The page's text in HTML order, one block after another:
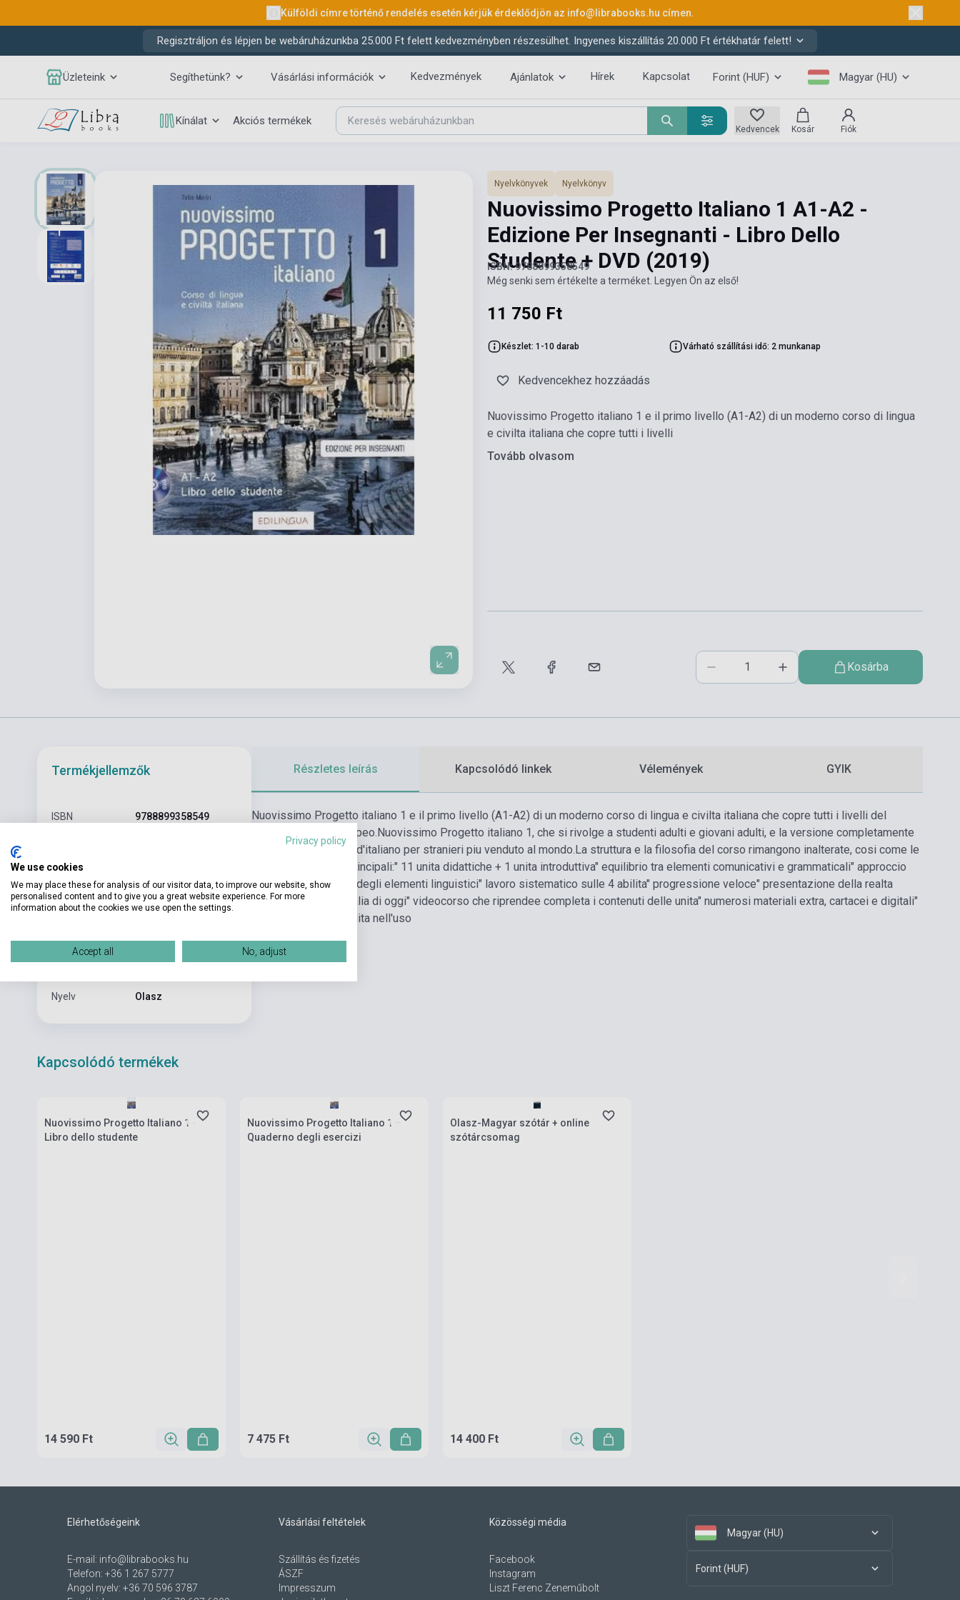
Külföldi címre történő rendelés esetén kérjük érdeklődjön az info@librabooks.hu címen.
Regisztráljon és lépjen be webáruházunkba 25.000 Ft felett kedvezményben részesülhet. Ingyenes kiszállítás 20.000 Ft értékhatár felett!
Üzleteink Segíthetünk? Vásárlási információk Kedvezmények Ajánlatok Hírek Kapcsolat Forint (HUF) Magyar (HU)
Kínálat Akciós termékek
Kedvencek Kosár Fiók
Nyelvkönyvek Nyelvkönyv
Nuovissimo Progetto Italiano 1 A1-A2 -
Edizione Per Insegnanti - Libro Dello
Studente + DVD (2019)
ISBN: 9788899358549
Még senki sem értékelte a terméket. Legyen Ön az első!
11 750 Ft
Készlet: 1-10 darab Várható szállítási idő: 2 munkanap
Kedvencekhez hozzáadás
Nuovissimo Progetto italiano 1 e il primo livello (A1-A2) di un moderno corso di lingua
e civilta italiana che copre tutti i livelli
Tovább olvasom
Kosárba
Termékjellemzők
ISBN 9788899358549
Oldalszám
Kötés Puhakötés
Kiadási év
Nyelv Olasz
Részletes leírás Kapcsolódó linkek Vélemények GYIK
Nuovissimo Progetto italiano 1 e il primo livello (A1-A2) di un moderno corso di lingua e civilta italiana che copre tutti i livelli del
Quadro Comune Europeo. Nuovissimo Progetto italiano 1, che si rivolge a studenti adulti e giovani adulti, e la versione completamente
aggiornata del corso d'italiano per stranieri piu venduto al mondo. La struttura e la filosofia del corso rimangono inalterate, cosi come le
sue caratteristiche principali:" 11 unita didattiche + 1 unita introduttiva" equilibrio tra elementi comunicativi e grammaticali" approccio
induttivo di scoperta degli elementi linguistici" lavoro sistematico sulle 4 abilita" progressione veloce" presentazione della realta
socioculturale dell'Italia di oggi" videocorso che riprendee completa i contenuti delle unita" numerosi materiali extra, cartacei e digitali"
" facilita nell'uso
Kapcsolódó termékek
Nuovissimo Progetto Italiano 1 -
Libro dello studente
14 590 Ft
Nuovissimo Progetto Italiano 1 –
Quaderno degli esercizi
7 475 Ft
Olasz-Magyar szótár + online
szótárcsomag
14 400 Ft
Elérhetőségeink
E-mail: info@librabooks.hu
Telefon: +36 1 267 5777
Angol nyelv: +36 70 596 3787
Vásárlási feltételek
Szállítás és fizetés
ÁSZF
Impresszum
Közösségi média
Facebook
Instagram
Liszt Ferenc Zeneműbolt
Magyar (HU)
Forint (HUF)
Privacy policy
We use cookies
We may place these for analysis of our visitor data, to improve our website, show
personalised content and to give you a great website experience. For more
information about the cookies we use open the settings.
Accept all No, adjust